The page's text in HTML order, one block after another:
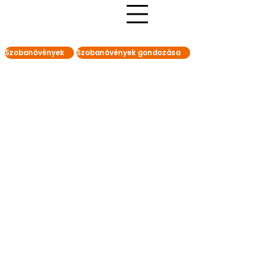
Szobanövények Szobanövények gondozása